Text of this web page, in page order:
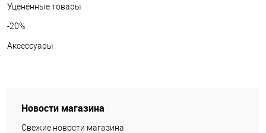
Уценённые товары
-20%
Аксессуары
Новости магазина
Свежие новости магазина